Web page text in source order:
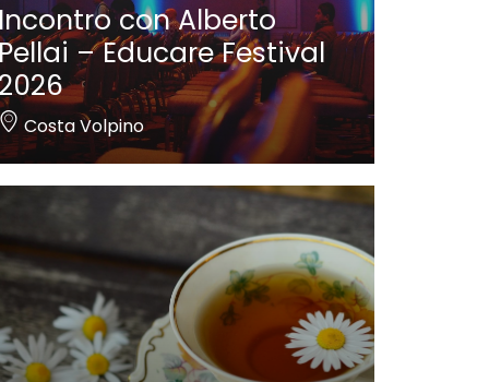
con Alberto
– Educare Festival
Costa Volpino